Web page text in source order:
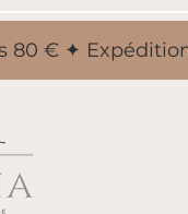
€ ✦